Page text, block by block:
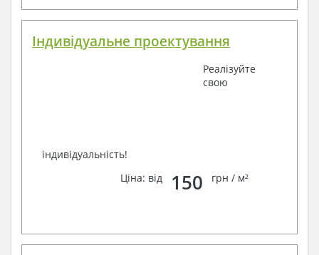
Індивідуальне проектування
Реалізуйте
свою
індивідуальність!
Ціна: від
150 грн / м²